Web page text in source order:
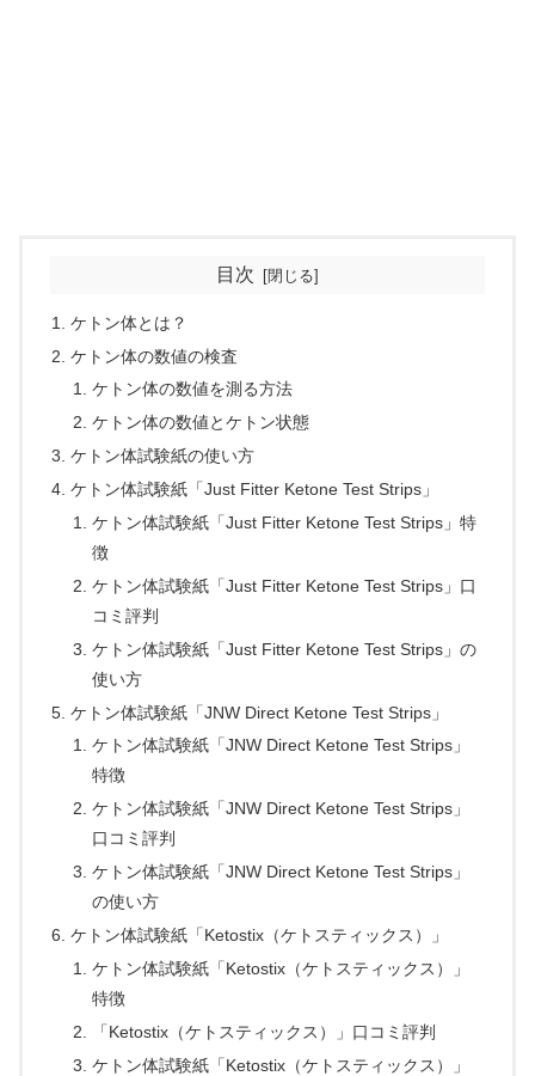
目次
ケトン体とは？
ケトン体の数値の検査
ケトン体の数値を測る方法
ケトン体の数値とケトン状態
ケトン体試験紙の使い方
ケトン体試験紙「Just Fitter Ketone Test Strips」
ケトン体試験紙「Just Fitter Ketone Test Strips」特
徴
ケトン体試験紙「Just Fitter Ketone Test Strips」口
コミ評判
ケトン体試験紙「Just Fitter Ketone Test Strips」の
使い方
ケトン体試験紙「JNW Direct Ketone Test Strips」
ケトン体試験紙「JNW Direct Ketone Test Strips」
特徴
ケトン体試験紙「JNW Direct Ketone Test Strips」
口コミ評判
ケトン体試験紙「JNW Direct Ketone Test Strips」
の使い方
ケトン体試験紙「Ketostix（ケトスティックス）」
ケトン体試験紙「Ketostix（ケトスティックス）」
特徴
「Ketostix（ケトスティックス）」口コミ評判
ケトン体試験紙「Ketostix（ケトスティックス）」